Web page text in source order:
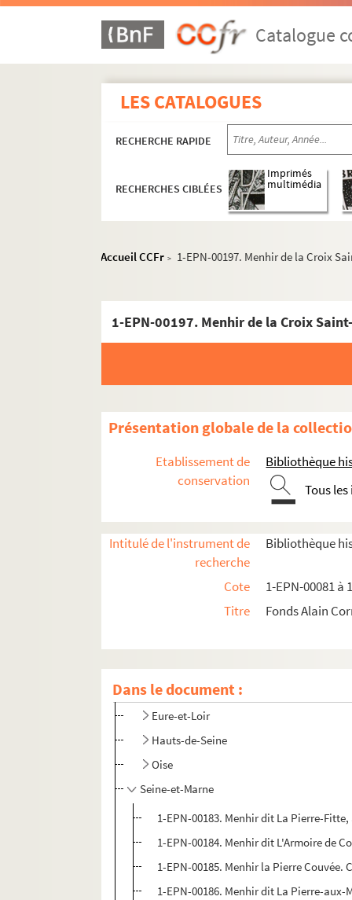
Catalogue
LES CATALOGUES
RECHERCHE RAPIDE
RECHERCHES CIBLÉES
Imprimés
multimédia
Accueil CCFr > 1-EPN-00197. Menhir de la Croix
1-EPN-00197. Menhir de la Croix
Présentation globale de la
Etablissement de
conservation
Bibliothèque
Tous
Intitulé de l'instrument de
recherche
Bibliothèque
Cote
1-EPN-00081 à
Titre
Fonds Alain
Dans le document :
Essonne
Eure-et-Loir
Hauts-de-Seine
Oise
Seine-et-Marne
1-EPN-00183. Menhir dit La Pierre-
1-EPN-00184. Menhir dit L'Armoire de
1-EPN-00185. Menhir la Pierre Couvée.
1-EPN-00186. Menhir dit La Pierre-